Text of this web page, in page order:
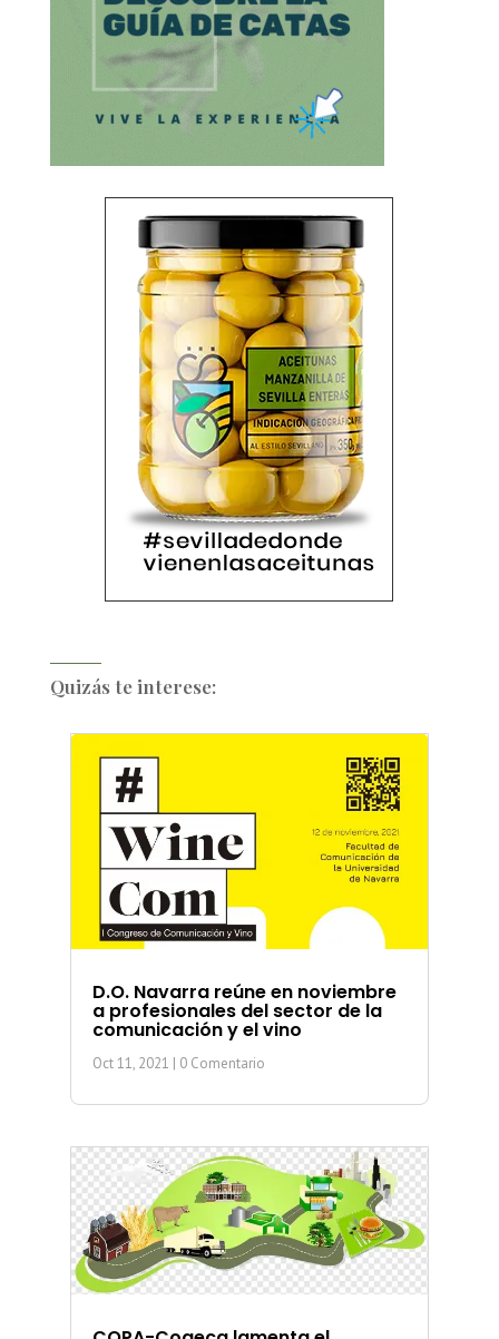
Quizás te interese:
D.O. Navarra reúne en noviembre
a profesionales del sector de la
comunicación y el vino
Oct 11, 2021 | 0 Comentario